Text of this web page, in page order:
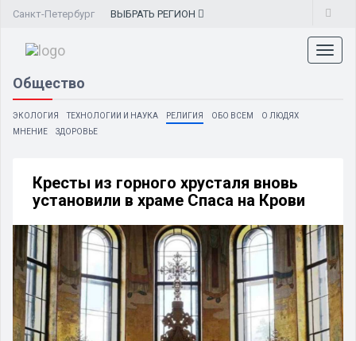
Санкт-Петербург ВЫБРАТЬ РЕГИОН
Общество
ЭКОЛОГИЯ ТЕХНОЛОГИИ И НАУКА РЕЛИГИЯ ОБО ВСЕМ
О ЛЮДЯХ
МНЕНИЕ
ЗДОРОВЬЕ
Кресты из горного хрусталя вновь
установили в храме Спаса на Крови